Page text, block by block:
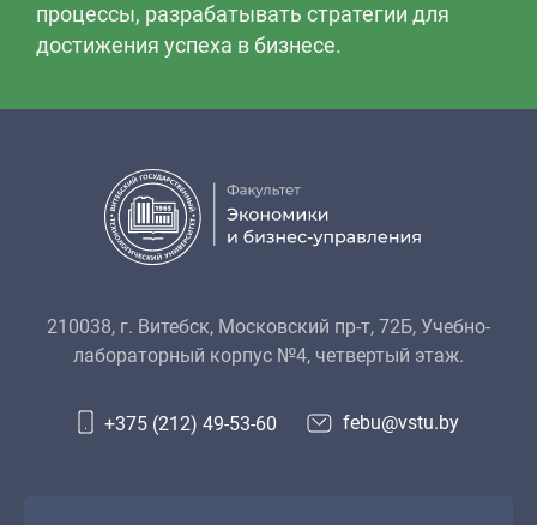
процессы, разрабатывать стратегии для
достижения успеха в бизнесе.
210038, г. Витебск, Московский пр-т, 72Б, Учебно-
лабораторный корпус №4, четвертый этаж.
+375 (212) 49-53-60 febu@vstu.by